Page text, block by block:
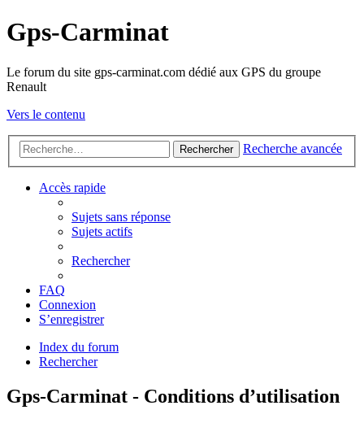
Gps-Carminat
Le forum du site gps-carminat.com dédié aux GPS du groupe
Renault
Vers le contenu
Rechercher Recherche avancée
Accès rapide
Sujets sans réponse
Sujets actifs
Rechercher
FAQ
Connexion
S’enregistrer
Index du forum
Rechercher
Gps-Carminat - Conditions d’utilisation